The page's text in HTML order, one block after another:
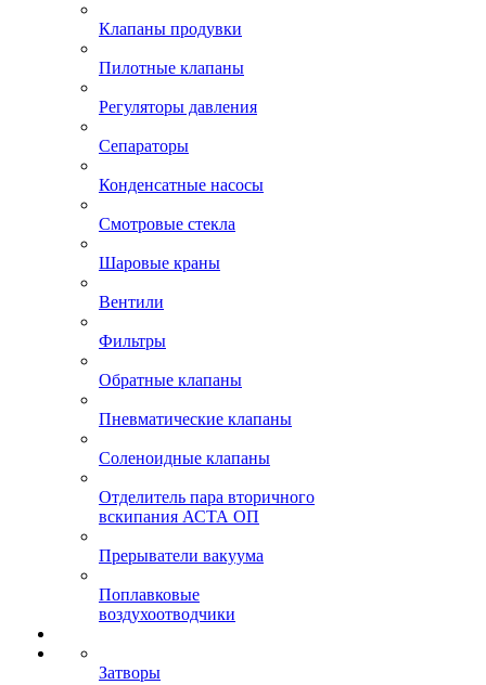
Клапаны продувки
Пилотные клапаны
Регуляторы давления
Сепараторы
Конденсатные насосы
Смотровые стекла
Шаровые краны
Вентили
Фильтры
Обратные клапаны
Пневматические клапаны
Соленоидные клапаны
Отделитель пара вторичного
вскипания АСТА ОП
Прерыватели вакуума
Поплавковые
воздухоотводчики
Затворы